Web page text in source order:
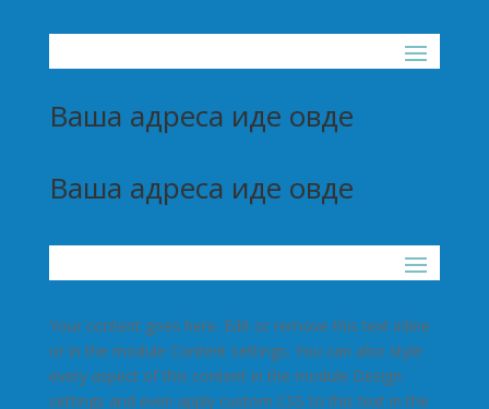
Ваша адреса иде овде
Ваша адреса иде овде
Your content goes here. Edit or remove this text inline
or in the module Content settings. You can also style
every aspect of this content in the module Design
settings and even apply custom CSS to this text in the